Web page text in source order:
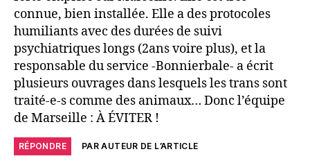
connue, bien installée. Elle a des protocoles
humiliants avec des durées de suivi
psychiatriques longs (2ans voire plus), et la
responsable du service -Bonnierbale- a écrit
plusieurs ouvrages dans lesquels les trans sont
traité-e-s comme des animaux… Donc l’équipe
de Marseille : À ÉVITER !
RÉPONDRE PAR AUTEUR DE L’ARTICLE